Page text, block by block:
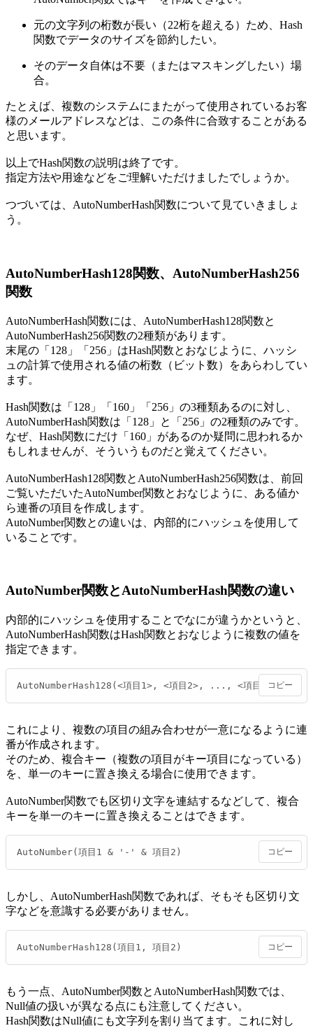
元の文字列の桁数が長い（22桁を超える）ため、Hash
関数でデータのサイズを節約したい。
そのデータ自体は不要（またはマスキングしたい）場
合。
たとえば、複数のシステムにまたがって使用されているお客
様のメールアドレスなどは、この条件に合致することがある
と思います。
以上でHash関数の説明は終了です。
指定方法や用途などをご理解いただけましたでしょうか。
つづいては、AutoNumberHash関数について見ていきましょ
う。
AutoNumberHash128関数、AutoNumberHash256
関数
AutoNumberHash関数には、AutoNumberHash128関数と
AutoNumberHash256関数の2種類があります。
末尾の「128」「256」はHash関数とおなじように、ハッシ
ュの計算で使用される値の桁数（ビット数）をあらわしてい
ます。
Hash関数は「128」「160」「256」の3種類あるのに対し、
AutoNumberHash関数は「128」と「256」の2種類のみです。
なぜ、Hash関数にだけ「160」があるのか疑問に思われるか
もしれませんが、そういうものだと覚えてください。
AutoNumberHash128関数とAutoNumberHash256関数は、前回
ご覧いただいたAutoNumber関数とおなじように、ある値か
ら連番の項目を作成します。
AutoNumber関数との違いは、内部的にハッシュを使用して
いることです。
AutoNumber関数とAutoNumberHash関数の違い
内部的にハッシュを使用することでなにが違うかというと、
AutoNumberHash関数はHash関数とおなじように複数の値を
指定できます。
AutoNumberHash128(<項目1>, <項目2>, ..., <項目n>)コピー
これにより、複数の項目の組み合わせが一意になるように連
番が作成されます。
そのため、複合キー（複数の項目がキー項目になっている）
を、単一のキーに置き換える場合に使用できます。
AutoNumber関数でも区切り文字を連結するなどして、複合
キーを単一のキーに置き換えることはできます。
AutoNumber(項目1 & '-' & 項目2) コピー
しかし、AutoNumberHash関数であれば、そもそも区切り文
字などを意識する必要がありません。
AutoNumberHash128(項目1, 項目2) コピー
もう一点、AutoNumber関数とAutoNumberHash関数では、
Null値の扱いが異なる点にも注意してください。
Hash関数はNull値にも文字列を割り当てます。これに対し